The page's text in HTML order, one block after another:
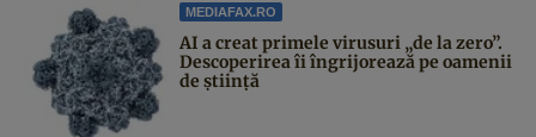
MEDIAFAX.RO
AI a creat primele virusuri „de la zero”.
Descoperirea îi îngrijorează pe oamenii
de știință